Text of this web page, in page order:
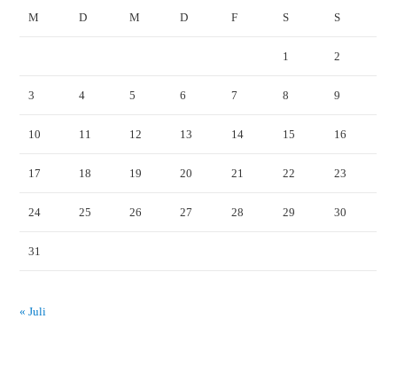
M D M D F S S
1 2
3 4 5 6 7 8 9
10 11 12 13 14 15 16
17 18 19 20 21 22 23
24 25 26 27 28 29 30
31
« Juli